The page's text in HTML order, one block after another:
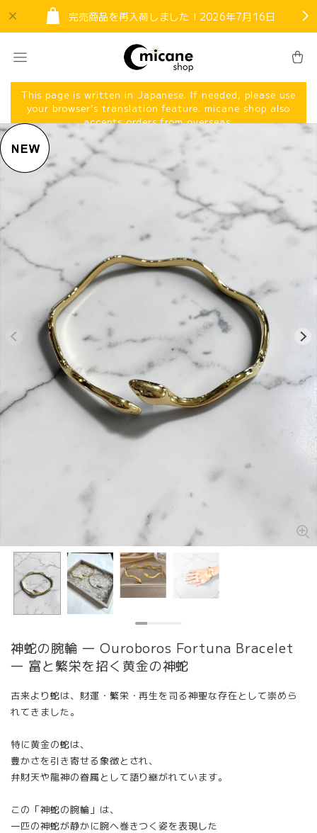
完売商品を再入荷しました！2026年7月16日
This page is written in Japanese. If needed, please use
your browser’s translation feature. micane shop also
accepts orders from overseas.
神蛇の腕輪 ― Ouroboros Fortuna Bracelet
― 富と繁栄を招く黄金の神蛇
古来より蛇は、財運・繁栄・再生を司る神聖な存在として崇めら
れてきました。
特に黄金の蛇は、
豊かさを引き寄せる象徴とされ、
弁財天や龍神の眷属として語り継がれています。
この「神蛇の腕輪」は、
一匹の神蛇が静かに腕へ巻きつく姿を表現した